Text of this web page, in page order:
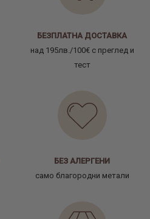
БЕЗПЛАТНА ДОСТАВКА
над 195лв./100€ с преглед и
тест
БЕЗ АЛЕРГЕНИ
само благородни метали